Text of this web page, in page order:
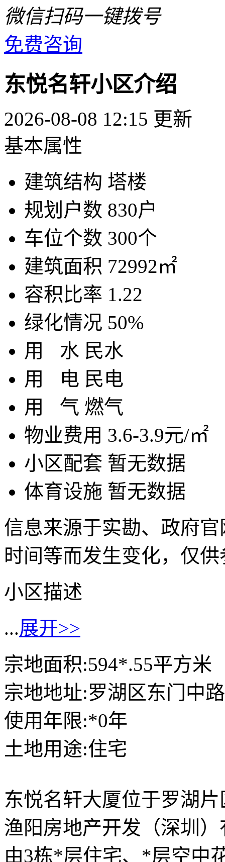
微信扫码一键拨号
免费咨询
东悦名轩小区介绍
2026-08-08 12:15 更新
基本属性
建筑结构 塔楼
规划户数 830户
车位个数 300个
建筑面积 72992㎡
容积比率 1.22
绿化情况 50%
用 水 民水
用
电 民电
用 气 燃气
物业费用 3.6-3.9元/㎡
小区配套 暂无数据
体育设施 暂无数据
信息来源于实勘、政府
时间等而发生变化，仅
小区描述
...展开>>
宗地面积:594*.55平方米
宗地地址:罗湖区东门中路
使用年限:*0年
土地用途:住宅
东悦名轩大厦位于罗湖
渔阳房地产开发（深圳
由3栋*层住宅、*层空中